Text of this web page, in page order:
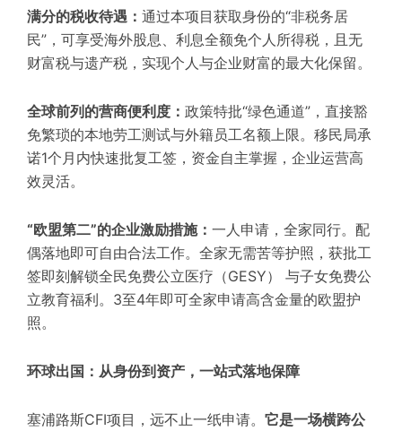
满分的税收待遇 ： 通过本项目获取身份的“非税务居
民”，可享受海外股息、利息全额免个人所得税，且无
财富税与遗产税，实现个人与企业财富的最大化保留。
全球前列的营商便利度 ： 政策特批“绿色通道”，直接豁
免繁琐的本地劳工测试与外籍员工名额上限。移民局承
诺1个月内快速批复工签 ，资金自主掌握，企业运营高
效灵活。
“欧盟第二”的企业激励措施： 一人申请，全家同行。配
偶落地即可自由合法工作。全家无需苦等护照，获批工
签即刻解锁全民免费公立医疗（GESY） 与子女免费公
立教育福利。 3至4年即可全家申请高含金量的欧盟护
照。
环球出国：从身份到资产，一站式落地保障
塞浦路斯CFI项目，远不止一纸申请。 它是一场横跨公